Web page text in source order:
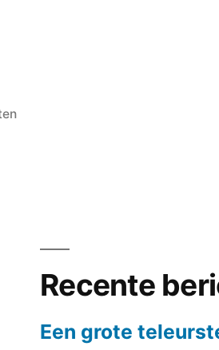
Recente
Een grote